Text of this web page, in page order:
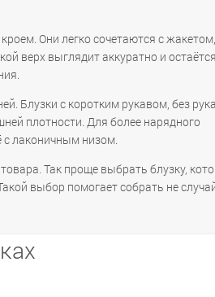
Они легко сочетаются с жакетом,
верх выглядит аккуратно и остаётся
Блузки с коротким рукавом, без
плотности. Для более нарядного
лаконичным низом.
Так проще выбрать блузку,
выбор помогает собрать не